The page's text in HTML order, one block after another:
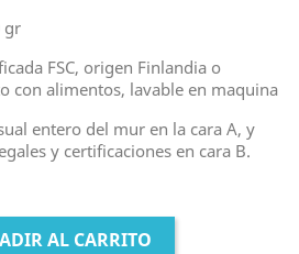
gr
FSC, origen Finlandia o
con alimentos, lavable en maquina
entero del mur en la cara A, y
y certificaciones en cara B.
AL CARRITO